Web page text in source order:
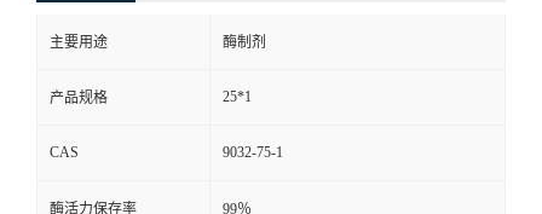
主要用途 酶制剂
产品规格 25*1
CAS 9032-75-1
酶活力保存率 99％